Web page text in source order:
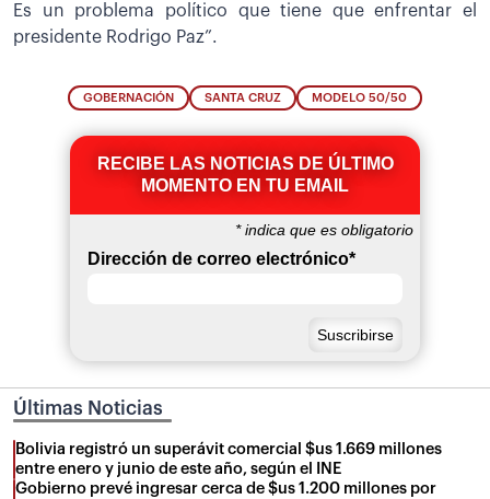
Es un problema político que tiene que enfrentar el
presidente Rodrigo Paz”.
GOBERNACIÓN SANTA CRUZ MODELO 50/50
RECIBE LAS NOTICIAS DE ÚLTIMO
MOMENTO EN TU EMAIL
*indica que es obligatorio
Dirección de correo electrónico*
Últimas Noticias
Bolivia registró un superávit comercial $us 1.669 millones
entre enero y junio de este año, según el INE
Gobierno prevé ingresar cerca de $us 1.200 millones por